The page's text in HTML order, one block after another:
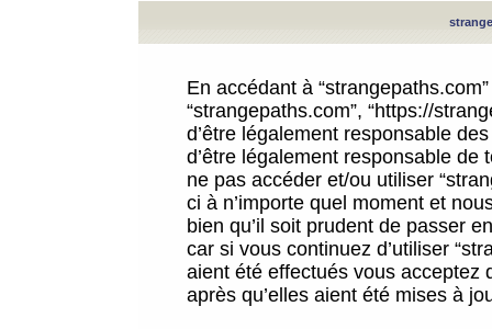
En accédant à
“strangepaths.com”, “https://
d’être légalement responsable
d’être légalement responsable
ne pas accéder et/ou utiliser
ci à n’importe quel moment et
bien qu’il soit prudent de passer
car si vous continuez d’utiliser
aient été effectués vous acceptez
après qu’elles aient été mises à